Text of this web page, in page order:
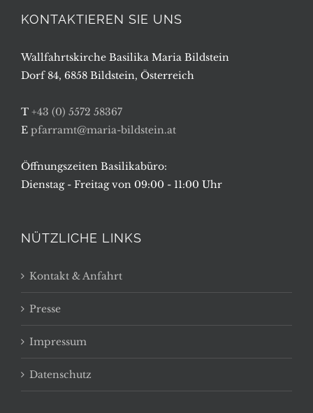
KONTAKTIEREN SIE UNS
Wallfahrtskirche Basilika Maria Bildstein
Dorf 84, 6858 Bildstein, Österreich
T +43 (0) 5572 58367
E pfarramt@maria-bildstein.at
Öffnungszeiten Basilikabüro:
Dienstag - Freitag von 09:00 - 11:00 Uhr
NÜTZLICHE LINKS
Kontakt & Anfahrt
Presse
Impressum
Datenschutz